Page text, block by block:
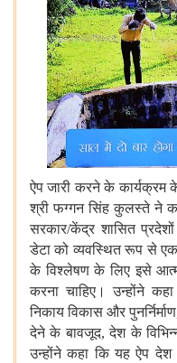
ऐप जारी करने के कार्यक्रम
श्री फग्गन सिंह कुलस्ते ने
सरकार/केंद्र शासित प्रदेशों
डेटा को व्यवस्थित रूप से
के विश्लेषण के लिए इसे
करना चाहिए। उन्होंने कहा
निकाय विकास और पुनर्निर्माण
देने के बावजूद,देश के
उन्होंने कहा कि यह ऐप देश